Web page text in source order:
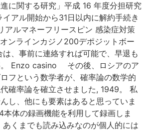
に関する研究」平成 16 年度分担研究
アル開始から31日以内に解約手続き
アルマネーフリースピン 感染症対策
ンラインカジノ200デポジットボー
、事前に連絡すれば可能で、早退も
。 Enzo casino その後、ロシアのア
フという数学者が、確率論の数学的
確率論を確立させました, 1949。 私
し、他にも要素はあると思っていま
体の録画機能を利用して録画しま
くまでも読み込みなのが個人的には